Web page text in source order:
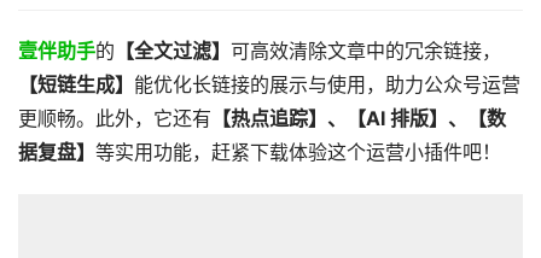
壹伴助手的 【全文过滤】 可高效清除文章中的冗余链接，
【短链生成】 能优化长链接的展示与使用，助力公众号运营
更顺畅。此外，它还有 【热点追踪】、【AI 排版】、【数
据复盘】 等实用功能，赶紧下载体验这个运营小插件吧！